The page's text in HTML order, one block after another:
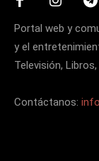
Portal web y
y el
Televisión,
Contáctanos: